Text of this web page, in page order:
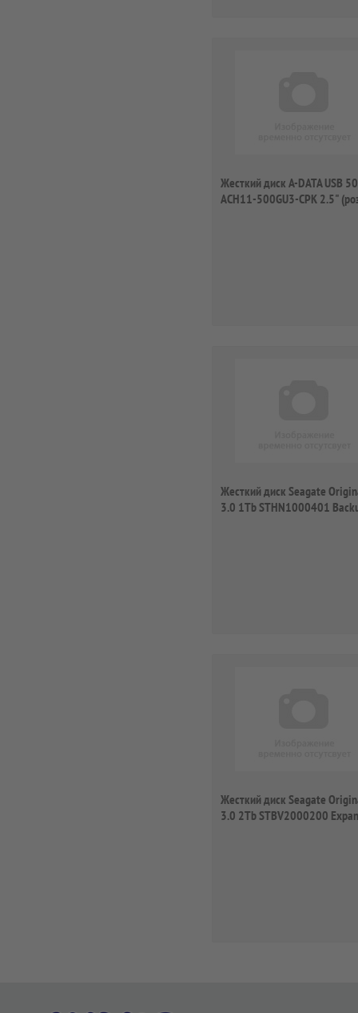
Жесткий диск A-DATA USB
ACH11-500GU3-CPK 2.5"
Жесткий диск Seagate
3.0 1Tb STHN1000401
Жесткий диск Seagate
3.0 2Tb STBV2000200